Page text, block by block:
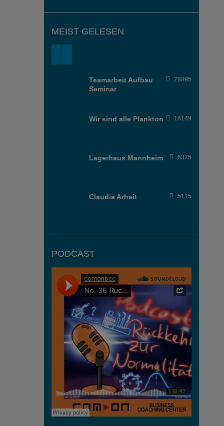
MEIST GELESEN
Teamarbeit Aufbau
Seminar
28895
Wir sind alle Plankton 16149
Lagerhaus Mannheim 6375
Claudia Arheit 5115
PODCAST